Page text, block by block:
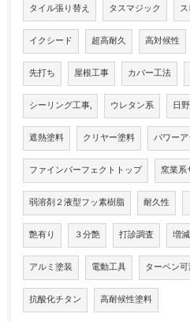
タイル張り替え タスマジック
イクシード 超高耐久 高対候性
先打ち 屋根工事 カバー工法
シーリング工事, ウレタン系 日
遮熱塗料 クリヤー塗料 パワー
ファインパーフェクトトップ 窯業系
弱溶剤２液型フッ素樹脂 耐久性
艶有り ３分艶 打診調査 増
アルミ塗装 電動工具 ターペン
抗酸化チタン 高耐候性塗料